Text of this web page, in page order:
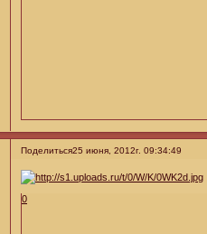
Поделиться25 июня, 2012г. 09:34:49
0